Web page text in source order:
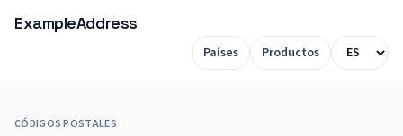
ExampleAddress
Países Productos
CÓDIGOS POSTALES